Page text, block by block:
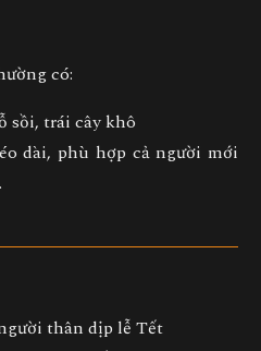
có:
sồi, trái cây khô
dài, phù hợp cả người mới
thân dịp lễ Tết